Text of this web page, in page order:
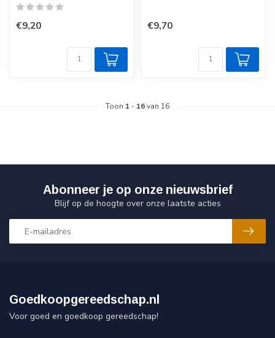
€9,20 €9,70
Toon 1 - 16van 16
Abonneer je op onze nieuwsbrief
Blijf op de hoogte over onze laatste acties
Goedkoopgereedschap.nl
Voor goed en goedkoop gereedschap!